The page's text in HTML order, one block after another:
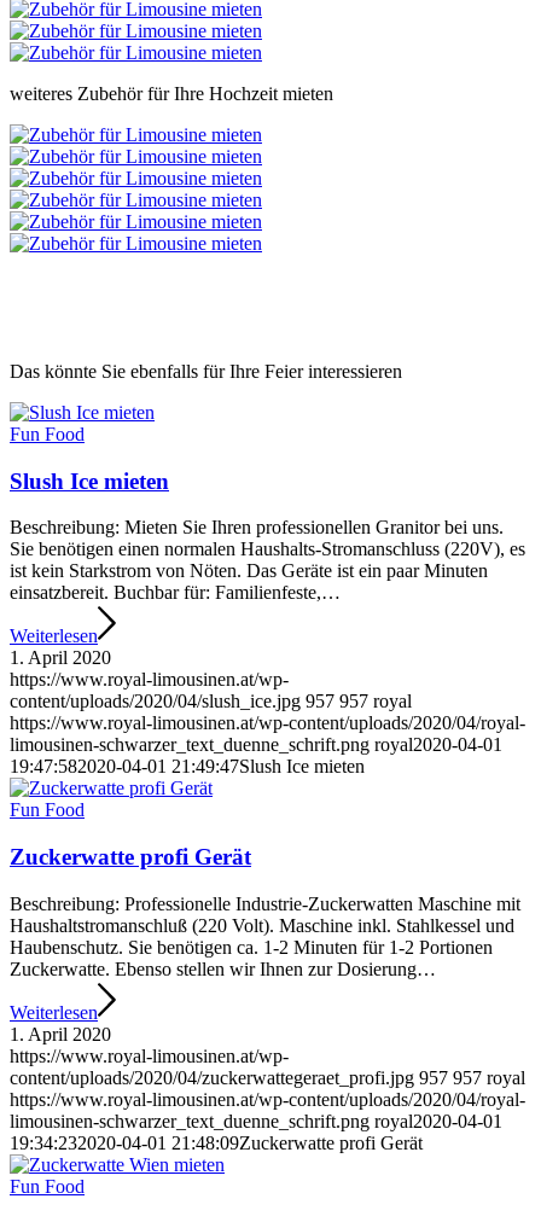
weiteres Zubehör für Ihre Hochzeit mieten
Das könnte Sie ebenfalls für Ihre Feier interessieren
Fun Food
Slush Ice mieten
Beschreibung: Mieten Sie Ihren professionellen Granitor bei uns.
Sie benötigen einen normalen Haushalts-Stromanschluss (220V), es
ist kein Starkstrom von Nöten. Das Geräte ist ein paar Minuten
einsatzbereit. Buchbar für: Familienfeste,…
Weiterlesen
1. April 2020
https://www.royal-limousinen.at/wp-
content/uploads/2020/04/slush_ice.jpg 957 957 royal
https://www.royal-limousinen.at/wp-content/uploads/2020/04/royal-
limousinen-schwarzer_text_duenne_schrift.png royal2020-04-01
19:47:582020-04-01 21:49:47Slush Ice mieten
Fun Food
Zuckerwatte profi Gerät
Beschreibung: Professionelle Industrie-Zuckerwatten Maschine mit
Haushaltstromanschluß (220 Volt). Maschine inkl. Stahlkessel und
Haubenschutz. Sie benötigen ca. 1-2 Minuten für 1-2 Portionen
Zuckerwatte. Ebenso stellen wir Ihnen zur Dosierung…
Weiterlesen
1. April 2020
https://www.royal-limousinen.at/wp-
content/uploads/2020/04/zuckerwattegeraet_profi.jpg 957 957 royal
https://www.royal-limousinen.at/wp-content/uploads/2020/04/royal-
limousinen-schwarzer_text_duenne_schrift.png royal2020-04-01
19:34:232020-04-01 21:48:09Zuckerwatte profi Gerät
Fun Food